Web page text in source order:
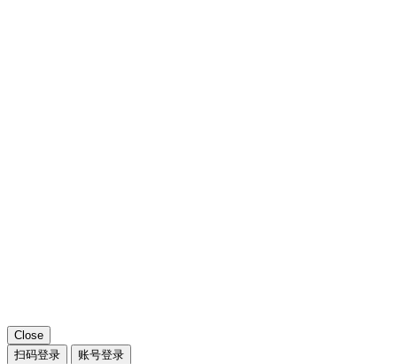
Close
扫码登录
账号登录